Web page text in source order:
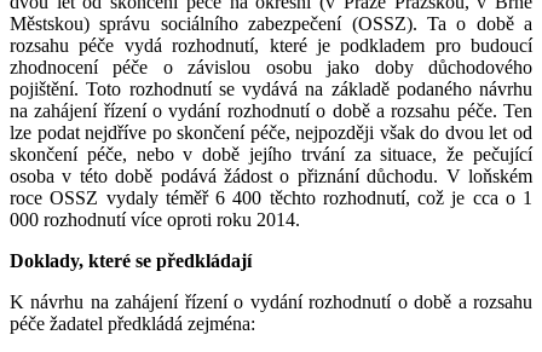
Městskou) správu sociálního zabezpečení (OSSZ). Ta o době a
rozsahu péče vydá rozhodnutí, které je podkladem pro budoucí
zhodnocení péče o závislou osobu jako doby důchodového
pojištění. Toto rozhodnutí se vydává na základě podaného návrhu
na zahájení řízení o vydání rozhodnutí o době a rozsahu péče. Ten
lze podat nejdříve po skončení péče, nejpozději však do dvou let od
skončení péče, nebo v době jejího trvání za situace, že pečující
osoba v této době podává žádost o přiznání důchodu. V loňském
roce OSSZ vydaly téměř 6 400 těchto rozhodnutí, což je cca o 1
000 rozhodnutí více oproti roku 2014.
Doklady, které se předkládají
K návrhu na zahájení řízení o vydání rozhodnutí o době a rozsahu
péče žadatel předkládá zejména: